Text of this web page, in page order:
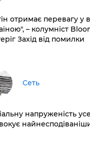
отримає перевагу у
– колумніст
Захід від помилки
Сеть
напруженість